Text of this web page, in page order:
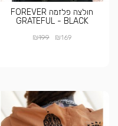
חולצה פלזמה FOREVER
GRATEFUL - BLACK
₪169
₪199